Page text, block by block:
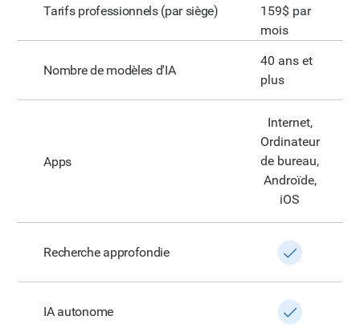
Tarifs professionnels (par siège)
159$ par
mois
Nombre de modèles d'IA
40 ans et
plus
Apps
Internet,
Ordinateur
de bureau,
Androïde,
iOS
Recherche approfondie
IA autonome